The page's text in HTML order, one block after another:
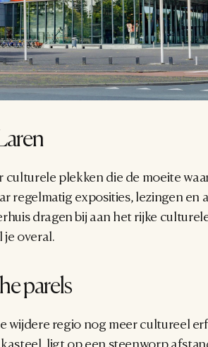
plekken die de moeite
regelmatig exposities, lezingen en
dragen bij aan het rijke
je overal.
parels
wijdere regio nog meer cultureel